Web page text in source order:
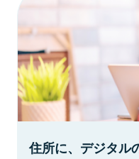
住所に、デジタル